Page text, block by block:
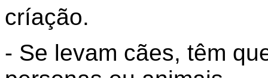
críação.
- Se levam cães, têm